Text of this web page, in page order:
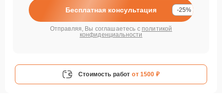
Бесплатная консультация -25%
Отправляя, Вы соглашаетесь с политикой
конфиденциальности
Стоимость работ от 1500 ₽